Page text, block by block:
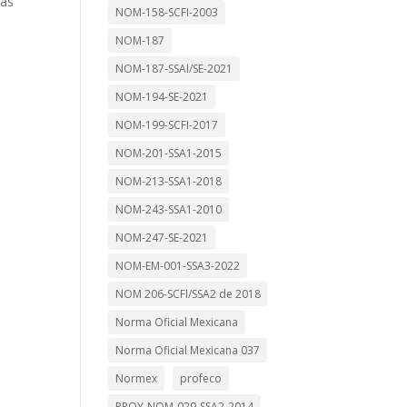
NOM-158-SCFI-2003
NOM-187
NOM-187-SSAI/SE-2021
NOM-194-SE-2021
NOM-199-SCFI-2017
NOM-201-SSA1-2015
NOM-213-SSA1-2018
NOM-243-SSA1-2010
NOM-247-SE-2021
NOM-EM-001-SSA3-2022
NOM 206-SCFI/SSA2 de 2018
Norma Oficial Mexicana
Norma Oficial Mexicana 037
Normex
profeco